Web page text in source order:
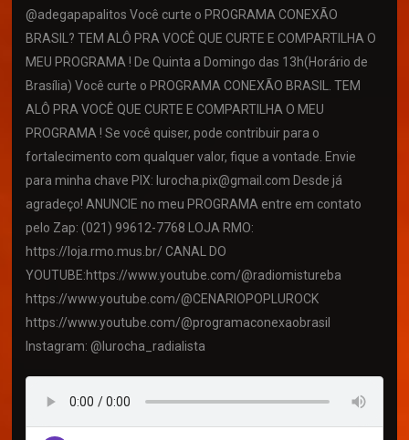
@adegapapalitos Você curte o PROGRAMA CONEXÃO
BRASIL? TEM ALÔ PRA VOCÊ QUE CURTE E COMPARTILHA O
MEU PROGRAMA ! De Quinta a Domingo das 13h(Horário de
Brasília) Você curte o PROGRAMA CONEXÃO BRASIL. TEM
ALÔ PRA VOCÊ QUE CURTE E COMPARTILHA O MEU
PROGRAMA ! Se você quiser, pode contribuir para o
fortalecimento com qualquer valor, fique a vontade. Envie
para minha chave PIX: lurocha.pix@gmail.com Desde já
agradeço! ANUNCIE no meu PROGRAMA entre em contato
pelo Zap: (021) 99612-7768 LOJA RMO:
https://loja.rmo.mus.br/ CANAL DO
YOUTUBE:https://www.youtube.com/@radiomistureba
https://www.youtube.com/@CENARIOPOPLUROCK
https://www.youtube.com/@programaconexaobrasil
Instagram: @lurocha_radialista